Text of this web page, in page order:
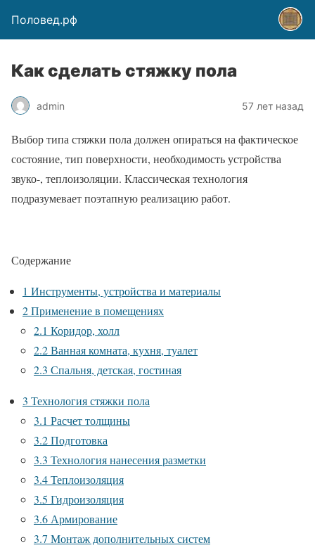
Половед.рф
Как сделать стяжку пола
admin 57 лет назад
Выбор типа стяжки пола должен опираться на фактическое
состояние, тип поверхности, необходимость устройства
звуко-, теплоизоляции. Классическая технология
подразумевает поэтапную реализацию работ.
Содержание
1 Инструменты, устройства и материалы
2Применение в помещениях
2.1 Коридор, холл
2.2Ванная комната, кухня, туалет
2.3 Спальня, детская, гостиная
3 Технология стяжки пола
3.1 Расчет толщины
3.2Подготовка
3.3 Технология нанесения разметки
3.4Теплоизоляция
3.5 Гидроизоляция
3.6 Армирование
3.7 Монтаж дополнительных систем